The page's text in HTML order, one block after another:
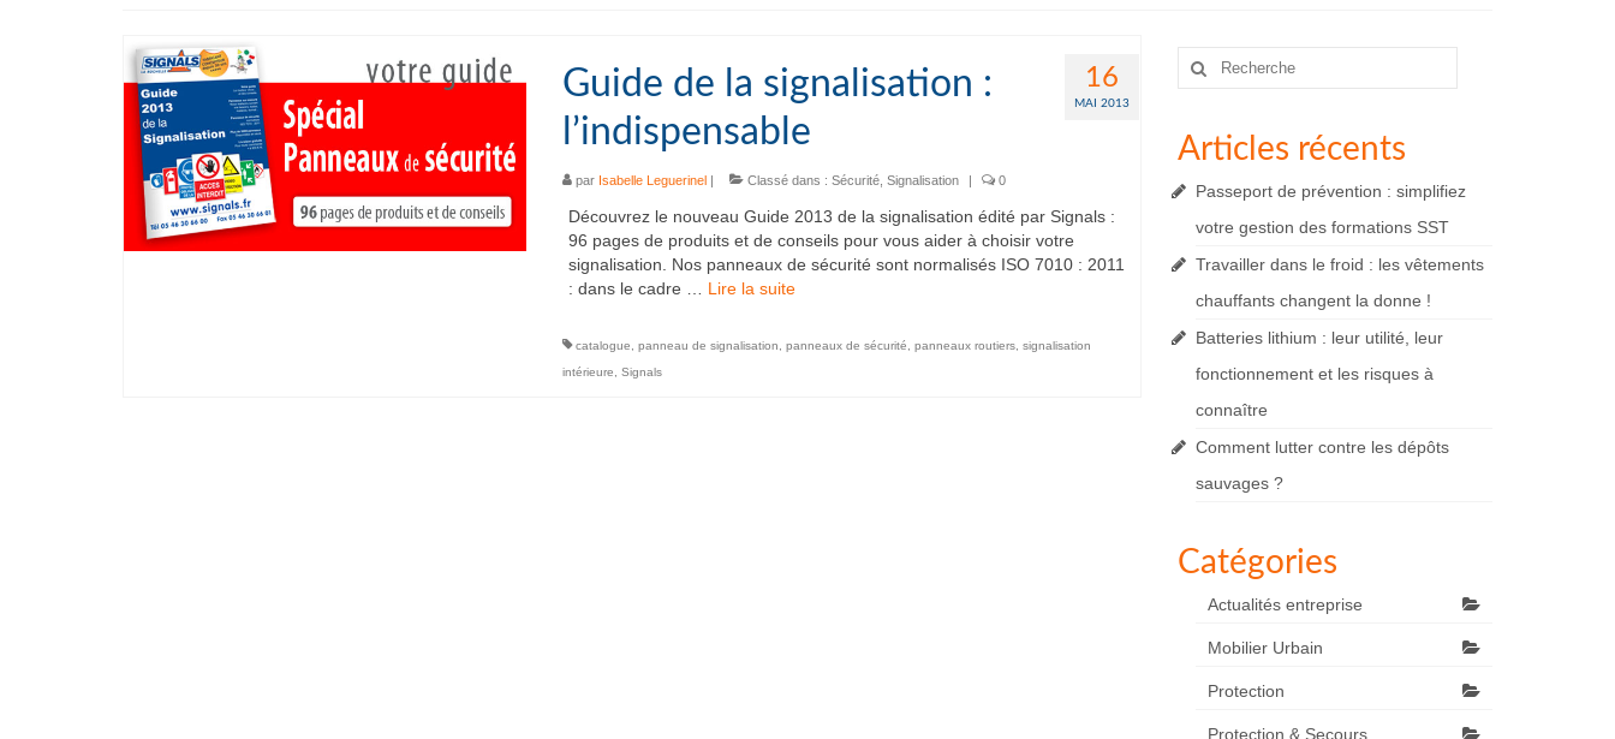
16
MAI 2013
Guide de la signalisation :
l’indispensable
par Isabelle Leguerinel| Classé dans : Sécurité, Signalisation | 0
Découvrez le nouveau Guide 2013 de la signalisation édité par Signals :
96 pages de produits et de conseils pour vous aider à choisir votre
signalisation. Nos panneaux de sécurité sont normalisés ISO 7010 : 2011
: dans le cadre … Lire la suite­­
catalogue panneau de signalisation panneaux de sécurité panneaux routiers, signalisation
intérieure
Signals
Rechercher
Articles récents
Passeport de prévention : simplifiez
votre gestion des formations SST
Travailler dans le froid : les vêtements
chauffants changent la donne !
Batteries lithium : leur utilité, leur
fonctionnement et les risques à
connaître
Comment lutter contre les dépôts
sauvages ?
Catégories
Actualités entreprise
Mobilier Urbain
Protection
Protection & Secours